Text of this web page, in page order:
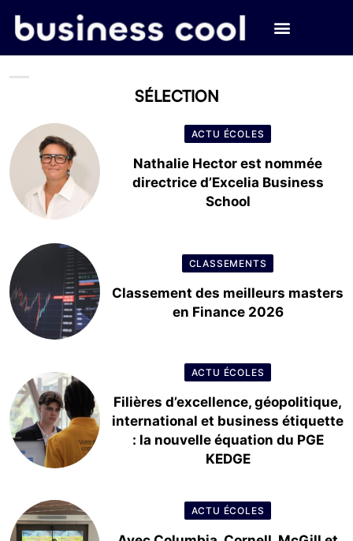
SÉLECTION
ACTU ÉCOLES
Nathalie Hector est nommée
directrice d’Excelia Business
School
CLASSEMENTS
Classement des meilleurs masters
en Finance 2026
ACTU ÉCOLES
Filières d’excellence, géopolitique,
international et business étiquette
: la nouvelle équation du PGE
KEDGE
ACTU ÉCOLES